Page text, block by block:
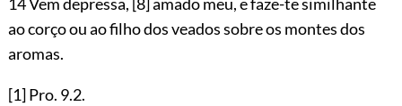
ao corço ou ao filho dos veados sobre os montes dos
aromas.
[1]Pro. 9.2.